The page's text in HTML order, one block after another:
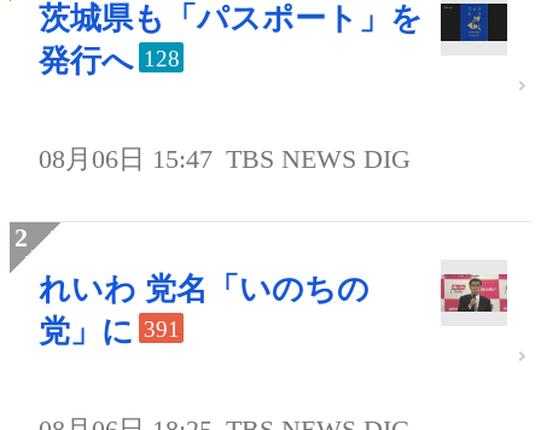
茨城県も「パスポート」を
発行へ 128
08月06日 15:47 TBS NEWS DIG
れいわ 党名「いのちの
党」に 391